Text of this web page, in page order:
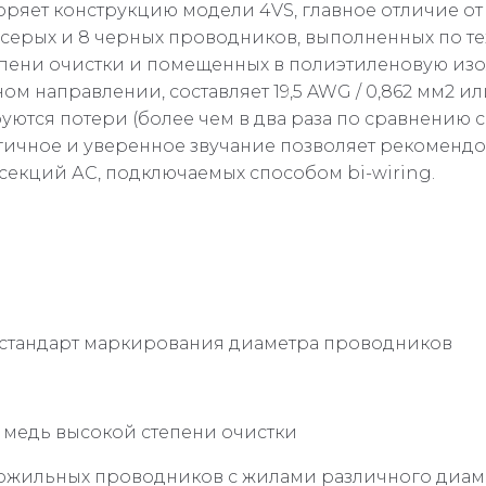
конструкцию модели 4VS, главное отличие
и 8 черных проводников, выполненных по
очистки и помещенных в полиэтиленовую
составляет 19,5 AWG / 0,862 мм2 или
потери (более чем в два раза по сравнению
и уверенное звучание позволяет
секций АС, подключаемых способом bi-wiring.
маркирования диаметра проводников
высокой степени очистки
проводников с жилами различного